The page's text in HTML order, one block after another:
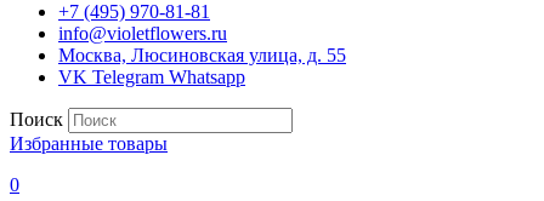
+7 (495) 970-81-81
info@violetflowers.ru
Москва, Люсиновская улица, д. 55
VK Telegram Whatsapp
Поиск
Избранные товары
0